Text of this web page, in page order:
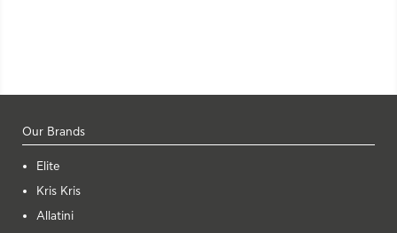
Our Brands
Elite
Kris Kris
Allatini